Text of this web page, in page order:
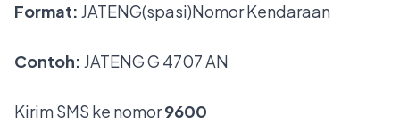
Format: JATENG(spasi)Nomor Kendaraan
Contoh: JATENG G 4707 AN
Kirim SMS ke nomor9600